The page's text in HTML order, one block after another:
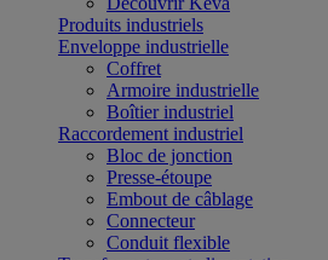
Produits industriels
Enveloppe industrielle
Coffret
Armoire industrielle
Boîtier industriel
Raccordement industriel
Bloc de jonction
Presse-étoupe
Embout de câblage
Connecteur
Conduit flexible